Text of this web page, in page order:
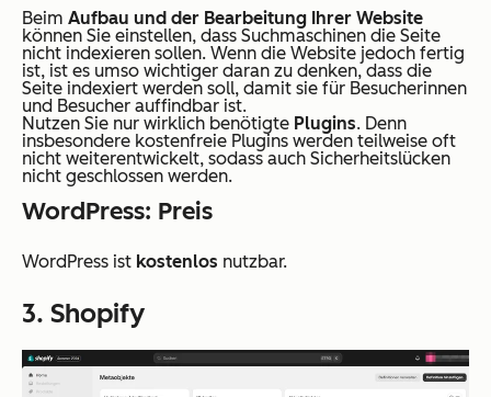
Beim Aufbau und der Bearbeitung Ihrer Website
können Sie einstellen, dass Suchmaschinen die Seite
nicht indexieren sollen. Wenn die Website jedoch fertig
ist, ist es umso wichtiger daran zu denken, dass die
Seite indexiert werden soll, damit sie für Besucherinnen
und Besucher auffindbar ist.
Nutzen Sie nur wirklich benötigte Plugins. Denn
insbesondere kostenfreie Plugins werden teilweise oft
nicht weiterentwickelt, sodass auch Sicherheitslücken
nicht geschlossen werden.
WordPress: Preis
WordPress ist kostenlos nutzbar.
3. Shopify